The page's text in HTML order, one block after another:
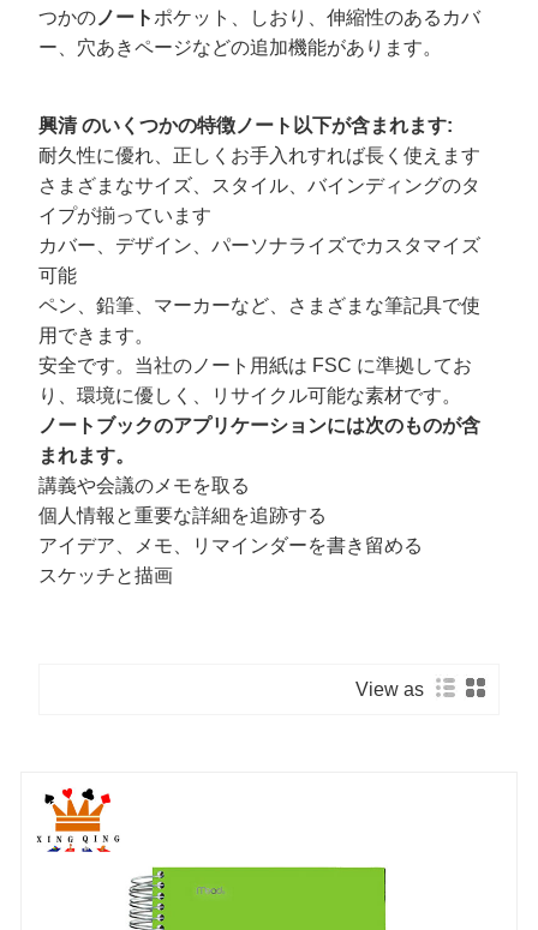
つかの ノート ポケット、しおり、伸縮性のあるカバ
ー、穴あきページなどの追加機能があります。
興清 のいくつかの特徴 ノート 以下が含まれます:
耐久性に優れ、正しくお手入れすれば長く使えます
さまざまなサイズ、スタイル、バインディングのタ
イプが揃っています
カバー、デザイン、パーソナライズでカスタマイズ
可能
ペン、鉛筆、マーカーなど、さまざまな筆記具で使
用できます。
安全です。当社のノート用紙は FSC に準拠してお
り、環境に優しく、リサイクル可能な素材です。
ノートブックのアプリケーションには次のものが含
まれます。
講義や会議のメモを取る
個人情報と重要な詳細を追跡する
アイデア、メモ、リマインダーを書き留める
スケッチと描画
View as